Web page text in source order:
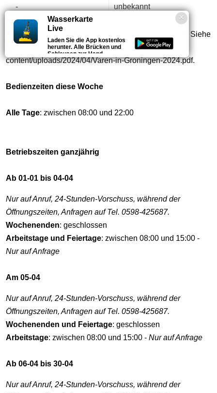
-
unbekannt
Kommentar:
Selbstbedienung über einen Schlüssel. Siehe
https://routesingroningen.nl/wp-
content/uploads/2024/04/Varen-in-Groningen-2024.pdf.
Bedienzeiten diese Woche
Alle Tage: zwischen 08:00 und 22:00
Betriebszeiten ganzjährig
Ab 01-01 bis 04-04
Nur auf Anruf, 24-Stunden-Vorschuss, während der
Öffnungszeiten, Anfragen auf Tel. 0598-425687.
Wochenenden: geschlossen
Arbeitstage und Feiertage: zwischen 08:00 und 15:00 -
Nur auf Anfrage
Am 05-04
Nur auf Anruf, 24-Stunden-Vorschuss, während der
Öffnungszeiten, Anfragen auf Tel. 0598-425687.
Wochenenden und Feiertage: geschlossen
Arbeitstage: zwischen 08:00 und 15:00 - Nur auf Anfrage
Ab 06-04 bis 30-04
Nur auf Anruf, 24-Stunden-Vorschuss, während der
Wasserkarte
Live
Laden Sie die App kostenlos
herunter. Alle Brücken und
Schleusen zur Hand.